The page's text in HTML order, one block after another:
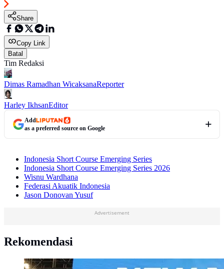
Share
Copy Link
Batal
Tim Redaksi
Dimas Ramadhan WicaksanaReporter
Harley IkhsanEditor
Add
as a preferred source on Google
Indonesia Short Course Emerging Series
Indonesia Short Course Emerging Series 2026
Wisnu Wardhana
Federasi Akuatik Indonesia
Jason Donovan Yusuf
Advertisement
Rekomendasi